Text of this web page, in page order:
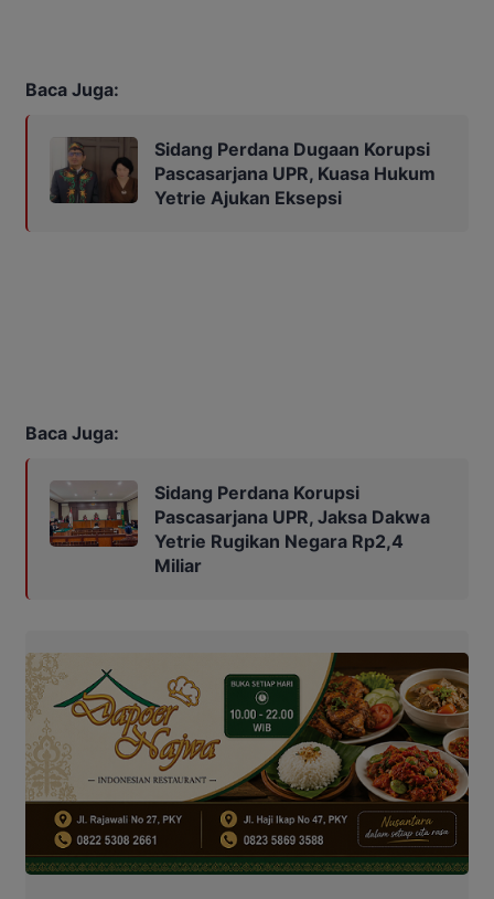
Baca Juga:
Sidang Perdana Dugaan Korupsi
Pascasarjana UPR, Kuasa Hukum
Yetrie Ajukan Eksepsi
Baca Juga:
Sidang Perdana Korupsi
Pascasarjana UPR, Jaksa Dakwa
Yetrie Rugikan Negara Rp2,4
Miliar